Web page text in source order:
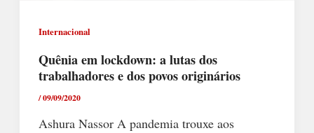
Internacional
Quênia em lockdown: a lutas dos
trabalhadores e dos povos originários
/09/09/2020
Ashura Nassor A pandemia trouxe aos